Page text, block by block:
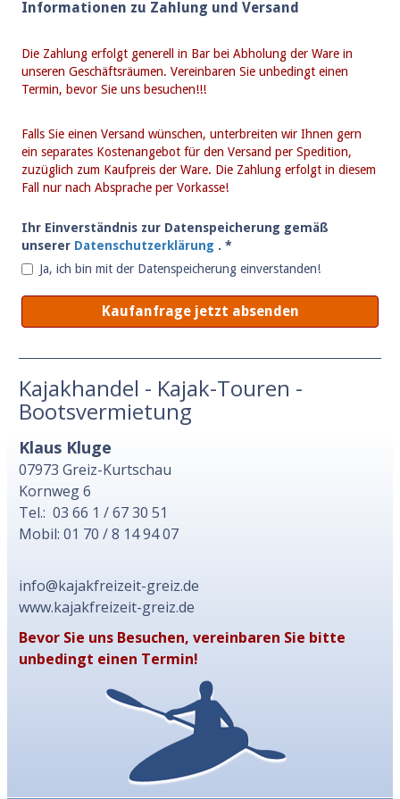
Kajakhandel - Kajak-Touren -
Bootsvermietung
Klaus Kluge
07973 Greiz-Kurtschau
Kornweg 6
Tel.: 03 66 1 / 67 30 51
Mobil: 01 70 / 8 14 94 07
info@kajakfreizeit-greiz.de
www.kajakfreizeit-greiz.de
Bevor Sie uns Besuchen, vereinbaren Sie bitte
unbedingt einen Termin!